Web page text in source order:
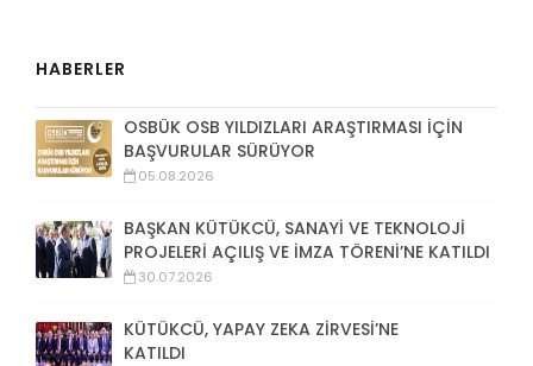
HABERLER
OSBÜK OSB YILDIZLARI ARAŞTIRMASI İÇİN
BAŞVURULAR SÜRÜYOR
05.08.2026
BAŞKAN KÜTÜKCÜ, SANAYİ VE TEKNOLOJİ
PROJELERİ AÇILIŞ VE İMZA TÖRENİ’NE KATILDI
30.07.2026
KÜTÜKCÜ, YAPAY ZEKA ZİRVESİ’NE
KATILDI